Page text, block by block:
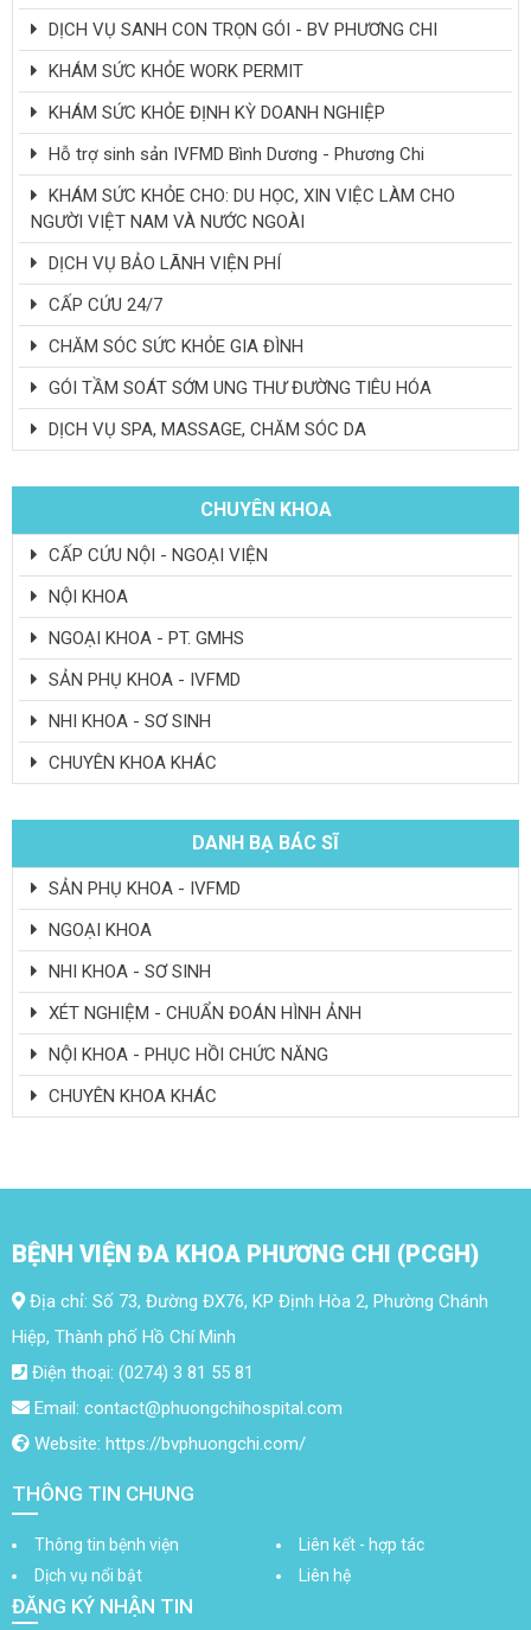
DỊCH VỤ SANH CON TRỌN GÓI - BV PHƯƠNG CHI
KHÁM SỨC KHỎE WORK PERMIT
KHÁM SỨC KHỎE ĐỊNH KỲ DOANH NGHIỆP
Hỗ trợ sinh sản IVFMD Bình Dương - Phương Chi
KHÁM SỨC KHỎE CHO: DU HỌC, XIN VIỆC LÀM CHO
NGƯỜI VIỆT NAM VÀ NƯỚC NGOÀI
DỊCH VỤ BẢO LÃNH VIỆN PHÍ
CẤP CỨU 24/7
CHĂM SÓC SỨC KHỎE GIA ĐÌNH
GÓI TẦM SOÁT SỚM UNG THƯ ĐƯỜNG TIÊU HÓA
DỊCH VỤ SPA, MASSAGE, CHĂM SÓC DA
CHUYÊN KHOA
CẤP CỨU NỘI - NGOẠI VIỆN
NỘI KHOA
NGOẠI KHOA - PT. GMHS
SẢN PHỤ KHOA - IVFMD
NHI KHOA - SƠ SINH
CHUYÊN KHOA KHÁC
DANH BẠ BÁC SĨ
SẢN PHỤ KHOA - IVFMD
NGOẠI KHOA
NHI KHOA - SƠ SINH
XÉT NGHIỆM - CHUẨN ĐOÁN HÌNH ẢNH
NỘI KHOA - PHỤC HỒI CHỨC NĂNG
CHUYÊN KHOA KHÁC
BỆNH VIỆN ĐA KHOA PHƯƠNG CHI (PCGH)
Địa chỉ: Số 73, Đường ĐX76, KP Định Hòa 2, Phường Chánh
Hiệp, Thành phố Hồ Chí Minh
Điện thoại: (0274) 3 81 55 81
Email: contact@phuongchihospital.com
Website: https://bvphuongchi.com/
THÔNG TIN CHUNG
Thông tin bệnh viện
Liên kết - hợp tác
Dịch vụ nổi bật
Liên hệ
ĐĂNG KÝ NHẬN TIN